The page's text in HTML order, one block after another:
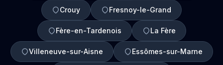
Crouy Fresnoy-le-Grand
Fère-en-Tardenois La Fère
Villeneuve-sur-Aisne Essômes-sur-Marne